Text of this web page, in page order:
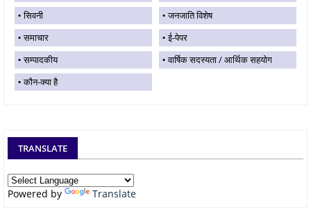
सिवनी
जनजाति विशेष
समाचार
ई-पेपर
सम्पादकीय
वार्षिक सदस्यता / आर्थिक सहयोग
कौन-क्या है
TRANSLATE
Powered by Translate